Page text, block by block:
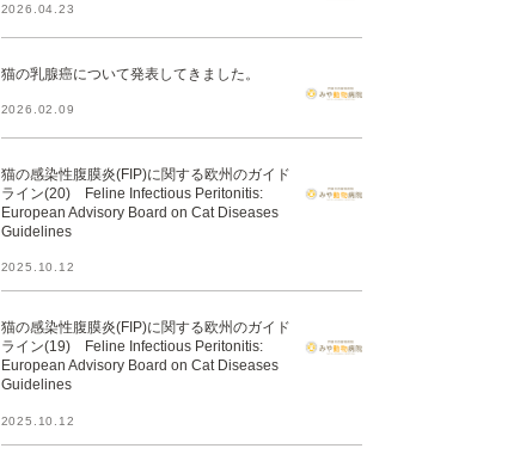
2026.04.23
猫の乳腺癌について発表してきました。
2026.02.09
猫の感染性腹膜炎(FIP)に関する欧州のガイド
ライン(20) Feline Infectious Peritonitis:
European Advisory Board on Cat Diseases
Guidelines
2025.10.12
猫の感染性腹膜炎(FIP)に関する欧州のガイド
ライン(19) Feline Infectious Peritonitis:
European Advisory Board on Cat Diseases
Guidelines
2025.10.12